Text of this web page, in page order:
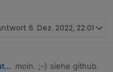
6. Dez. 2022, 22:01
Ein ehemaliger Benutzer moin. ;-) siehe github.